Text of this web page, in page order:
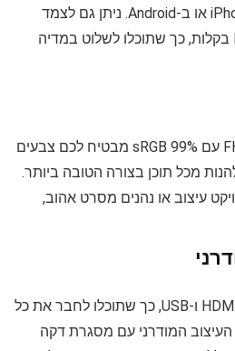
אם אתם משתמשים ב-iPhone או ב-Android. ניתן גם לצמד
מכשירים תומכי Bluetooth בקלות, כך שתוכלו לשלוט במדיה
פאנל ה-IPS ברזולוציית FHD עם 99% sRGB מבטיח לכם צבעים
מכל תוכן בצורה הטובה ביותר.
עיצוב או נהנים מסרט אהוב,
המסך מגיע עם זוג יציאות HDMI ו-USB, כך שתוכלו לחבר את כל
העיצוב המודרני עם מסגרת דקה